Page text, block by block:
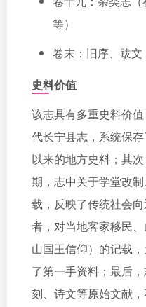
等）
卷末：旧序、跋文
史料价值
该志具有多重史料价
代长宁县志，系统保
以来的地方史料；其
期，志中关于学堂改
载，反映了传统社会
者，对当地客家移民
山国王信仰）的记载
了第一手资料；最后
刻、诗文等原始文献